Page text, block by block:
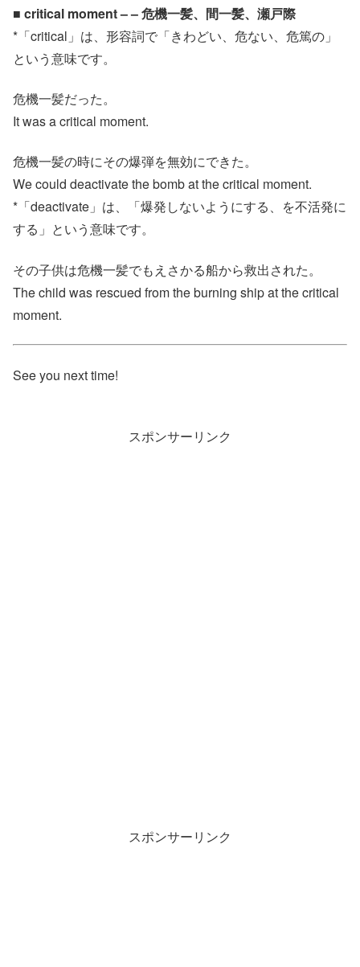
■ critical moment – – 危機一髪、間一髪、瀬戸際
*「critical」は、形容詞で「きわどい、危ない、危篤の」
という意味です。
危機一髪だった。
It was a critical moment.
危機一髪の時にその爆弾を無効にできた。
We could deactivate the bomb at the critical moment.
*「deactivate」は、「爆発しないようにする、を不活発に
する」という意味です。
その子供は危機一髪でもえさかる船から救出された。
The child was rescued from the burning ship at the critical
moment.
See you next time!
スポンサーリンク
スポンサーリンク